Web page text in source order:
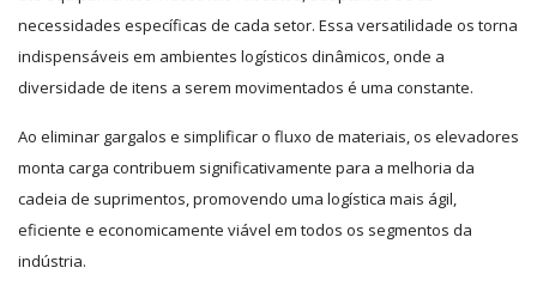
necessidades específicas de cada setor. Essa versatilidade os torna
indispensáveis em ambientes logísticos dinâmicos, onde a
diversidade de itens a serem movimentados é uma constante.
Ao eliminar gargalos e simplificar o fluxo de materiais, os elevadores
monta carga contribuem significativamente para a melhoria da
cadeia de suprimentos, promovendo uma logística mais ágil,
eficiente e economicamente viável em todos os segmentos da
indústria.